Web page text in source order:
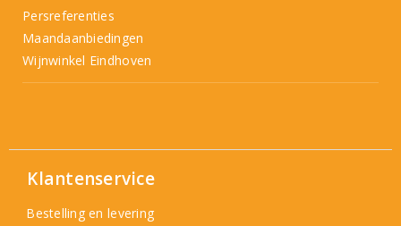
Persreferenties
Maandaanbiedingen
Wijnwinkel Eindhoven
Klantenservice
Bestelling en levering